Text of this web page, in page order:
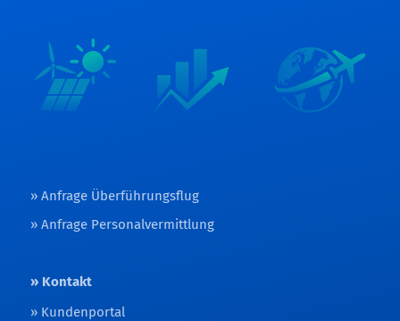
Anfrage Überführungsflug
Anfrage Personalvermittlung
Kontakt
Kundenportal